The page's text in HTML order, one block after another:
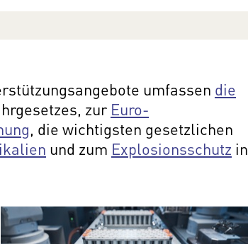
umfassen die
zur Euro-
, die wichtigsten gesetzlichen
und zum Explosionsschutz in